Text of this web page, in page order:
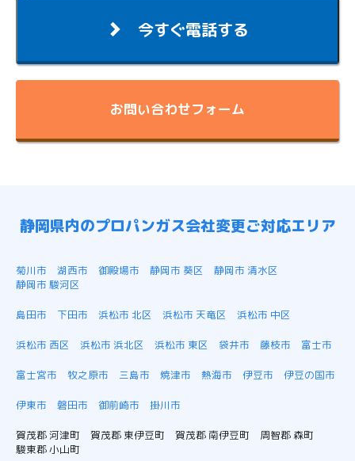
今すぐ電話する
お問い合わせフォーム
静岡県内のプロパンガス会社変更ご対応エリア
菊川市 湖西市 御殿場市 静岡市 葵区
静岡市 清水区
静岡市 駿河区
島田市 下田市 浜松市 北区 浜松市 天竜区 浜松市 中区
浜松市 西区 浜松市 浜北区 浜松市 東区 袋井市 藤枝市 富士市
富士宮市 牧之原市 三島市 焼津市 熱海市 伊豆市 伊豆の国市
伊東市 磐田市 御前崎市 掛川市
賀茂郡 河津町 賀茂郡 東伊豆町 賀茂郡 南伊豆町
周智郡 森町
駿東郡 小山町